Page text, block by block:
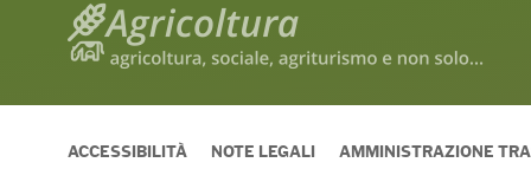
ACCESSIBILITÀ NOTE LEGALI AMMINISTRAZIONE